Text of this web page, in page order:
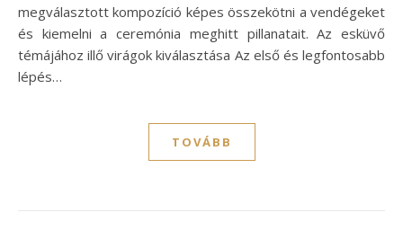
megválasztott kompozíció képes összekötni a vendégeket
és kiemelni a ceremónia meghitt pillanatait. Az esküvő
témájához illő virágok kiválasztása Az első és legfontosabb
lépés…
TOVÁBB